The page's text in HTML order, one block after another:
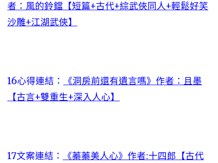
者：風的鈴鐺【短篇+古代+綜武俠同人+輕鬆好笑
沙雕+江湖武俠】
16心得連結：
《洞房前還有遺言嗎》作者：且墨
【古言+雙重生+深入人心】
17文案連結：
《蓁蓁美人心》作者:十四郎【古代